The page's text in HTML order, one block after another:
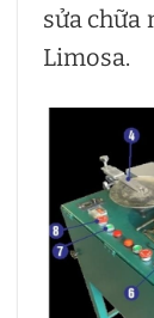
sửa chữa
Limosa.